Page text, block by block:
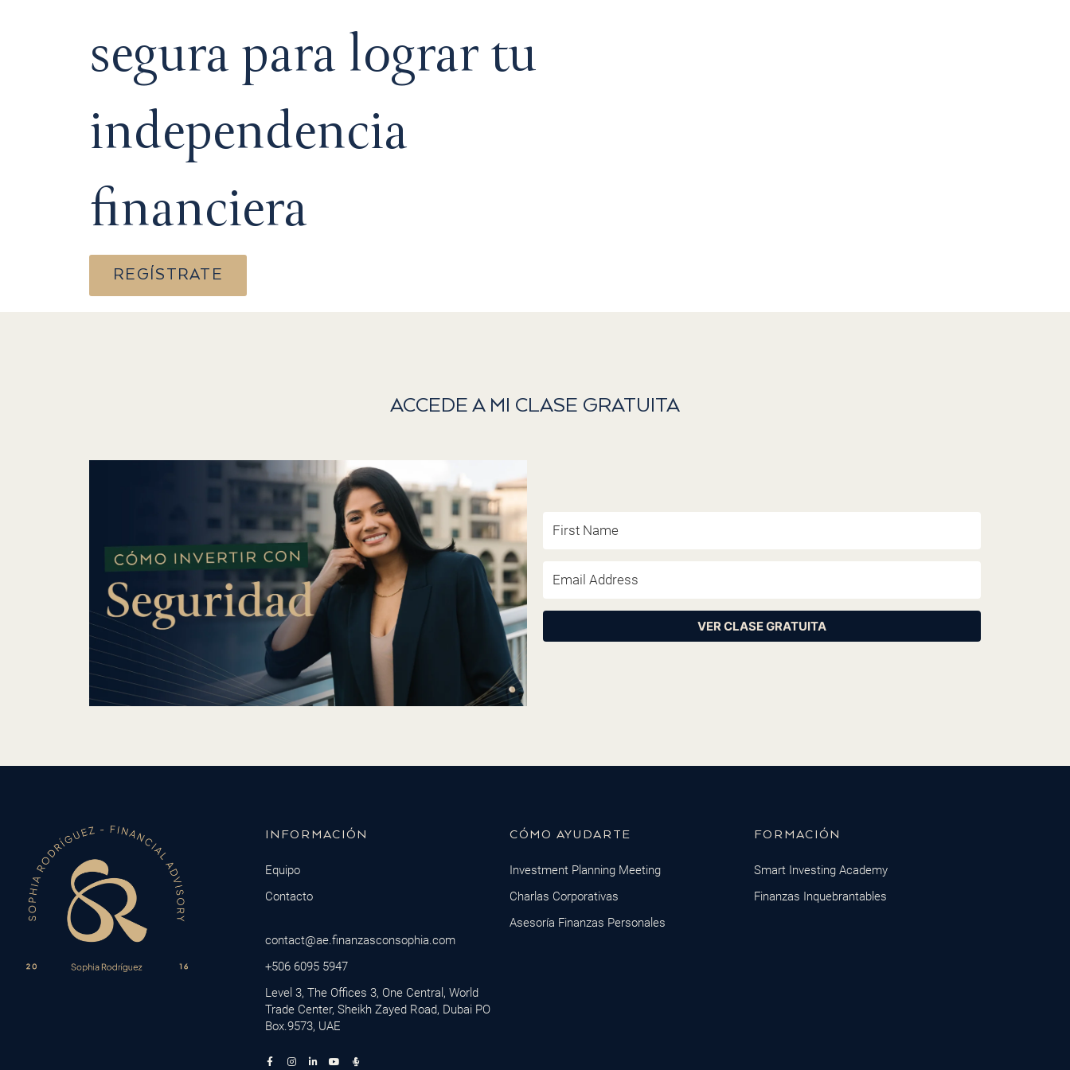
segura para lograr tu
independencia
financiera​
REGÍSTRATE
ACCEDE A MI CLASE GRATUITA​
VER CLASE GRATUITA
INFORMACIÓN
Equipo
Contacto
contact@ae.finanzasconsophia.com
+506 6095 5947
Level 3, The Offices 3, One Central, World
Trade Center, Sheikh Zayed Road, Dubai PO
Box.9573, UAE
F
a
I
n
L
i
Y
o
M
i
CÓMO AYUDARTE
Investment Planning Meeting
Charlas Corporativas
Asesoría Finanzas Personales
FORMACIÓN
Smart Investing Academy
Finanzas Inquebrantables